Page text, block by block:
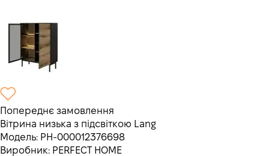
Попереднє замовлення
Вітрина низька з підсвіткою Lang
Модель: PH-000012376698
Виробник: PERFECT HOME